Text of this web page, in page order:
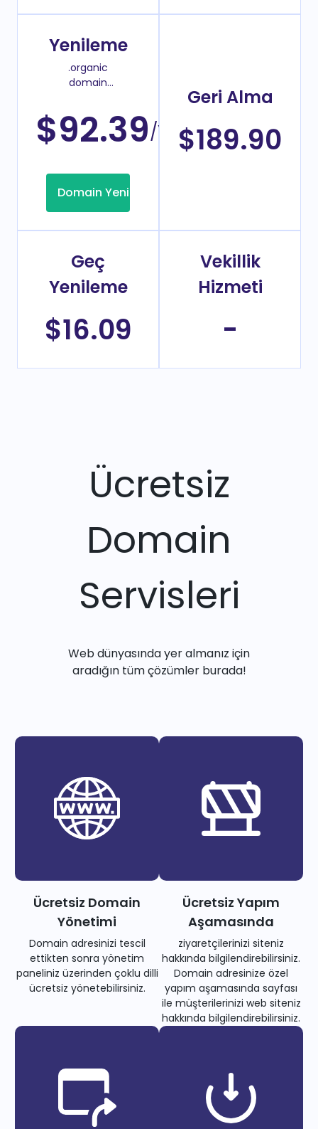
Yenileme
.organic
domain
$92.39/Yıl
Domain Yenileme
Geri Alma
$189.90
Geç
Yenileme
$16.09
Vekillik
Hizmeti
-
Ücretsiz
Domain
Servisleri
Web dünyasında yer almanız için
aradığın tüm çözümler burada!
Ücretsiz Domain
Yönetimi
Domain adresinizi tescil
ettikten sonra yönetim
paneliniz üzerinden çoklu dilli
ücretsiz yönetebilirsiniz.
Ücretsiz Yapım
Aşamasında
ziyaretçilerinizi siteniz
hakkında bilgilendirebilirsiniz.
Domain adresinize özel
yapım aşamasında sayfası
ile müşterilerinizi web siteniz
hakkında bilgilendirebilirsiniz.